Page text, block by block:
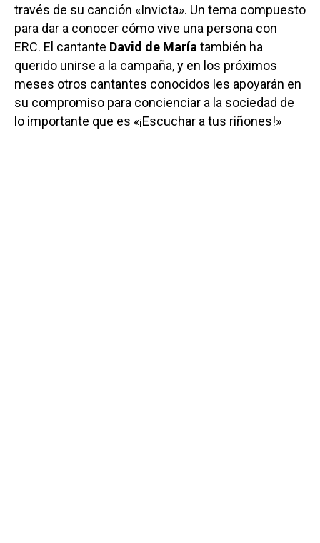
través de su canción «Invicta». Un tema compuesto
para dar a conocer cómo vive una persona con
ERC. El cantante David de María también ha
querido unirse a la campaña, y en los próximos
meses otros cantantes conocidos les apoyarán en
su compromiso para concienciar a la sociedad de
lo importante que es «¡Escuchar a tus riñones!»